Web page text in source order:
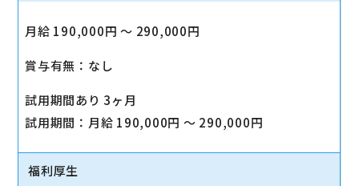
月給 190,000円 〜 290,000円
賞与有無：なし
試用期間あり 3ヶ月
試用期間：月給 190,000円 〜 290,000円
福利厚生